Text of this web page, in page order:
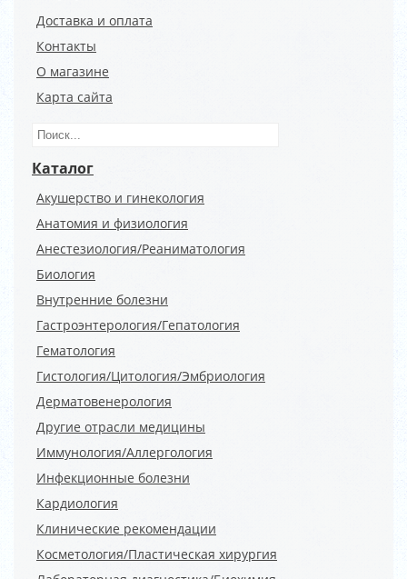
Доставка и оплата
Контакты
О магазине
Карта сайта
Каталог
Акушерство и гинекология
Анатомия и физиология
Анестезиология/Реаниматология
Биология
Внутренние болезни
Гастроэнтерология/Гепатология
Гематология
Гистология/Цитология/Эмбриология
Дерматовенерология
Другие отрасли медицины
Иммунология/Аллергология
Инфекционные болезни
Кардиология
Клинические рекомендации
Косметология/Пластическая хирургия